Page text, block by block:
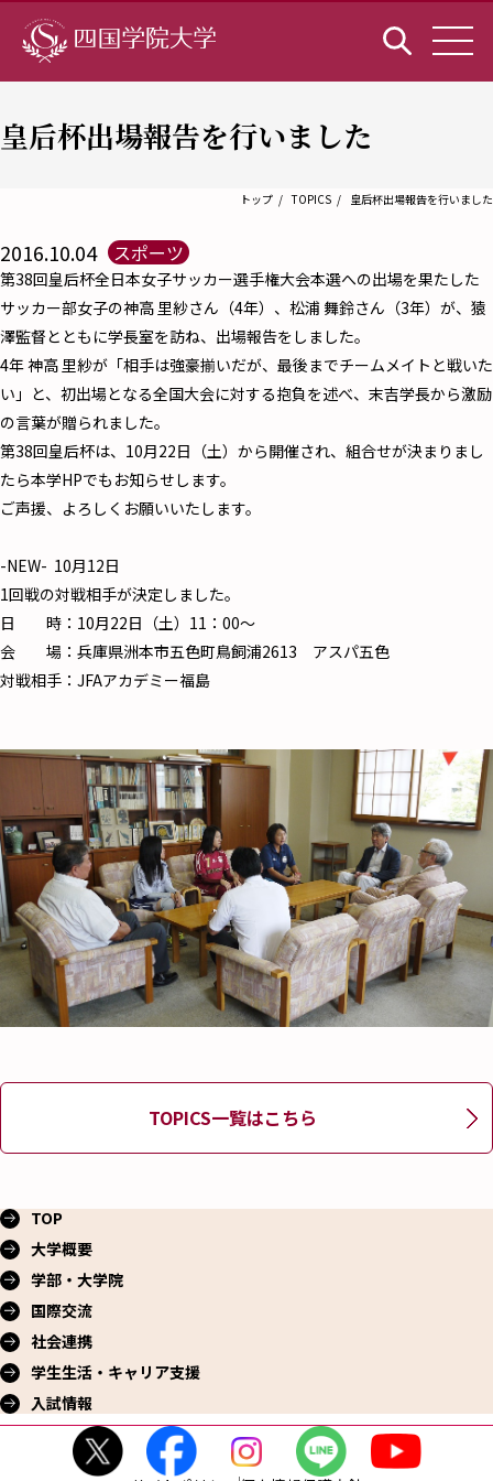
皇后杯出場報告を行いました
トップ TOPICS 皇后杯出場報告を行いました
2016.10.04 スポーツ
第38回皇后杯全日本女子サッカー選手権大会本選への出場を果たした
サッカー部女子の神高 里紗さん（4年）、松浦 舞鈴さん（3年）が、猿
澤監督とともに学長室を訪ね、出場報告をしました。
4年 神高 里紗が「相手は強豪揃いだが、最後までチームメイトと戦いた
い」と、初出場となる全国大会に対する抱負を述べ、末吉学長から激励
の言葉が贈られました。
第38回皇后杯は、10月22日（土）から開催され、組合せが決まりまし
たら本学HPでもお知らせします。
ご声援、よろしくお願いいたします。
-NEW- 10月12日
1回戦の対戦相手が決定しました。
日 時：10月22日（土）11：00～
会 場：兵庫県洲本市五色町鳥飼浦2613 アスパ五色
対戦相手：JFAアカデミー福島
TOPICS一覧はこちら
TOP
大学概要
学部・大学院
国際交流
社会連携
学生生活・ キャリア支援
入試情報